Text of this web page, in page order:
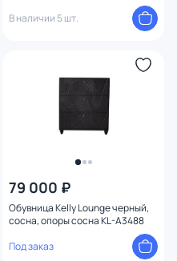
В наличии 5 шт.
79 000 ₽
Обувница Kelly Lounge черный,
сосна, опоры сосна KL-A3488
Под заказ